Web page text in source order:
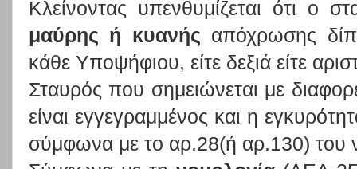
Κλείνοντας υπενθυμίζεται ότι ο
μαύρης ή κυανής απόχρωσης
κάθε Υποψήφιου, είτε δεξιά είτε
Σταυρός που σημειώνεται με
είναι εγγεγραμμένος και η
σύμφωνα με το αρ.28(ή αρ.130) του